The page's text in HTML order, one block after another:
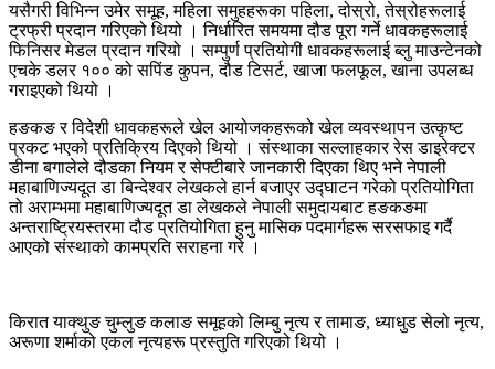
यसैगरी विभिन्न उमेर समूह, महिला समुहहरूका पहिला, दोस्रो, तेस्रोहरूलाई
ट्रफ्री प्रदान गरिएको थियो । निर्धारित समयमा दौड पूरा गर्ने धावकहरूलाई
फिनिसर मेडल प्रदान गरियो । सम्पुर्ण प्रतियोगी धावकहरूलाई ब्लु माउन्टेनको
एचके डलर १०० को सपिंड कुपन, दौड टिसर्ट, खाजा फलफूल, खाना उपलब्ध
गराइएको थियो ।
हङकङ र विदेशी धावकहरूले खेल आयोजकहरूको खेल व्यवस्थापन उत्कृष्ट
प्रकट भएको प्रतिक्रिय दिएको थियो । संस्थाका सल्लाहकार रेस डाइरेक्टर
डीना बगालेले दौडका नियम र सेफ्टीबारे जानकारी दिएका थिए भने नेपाली
महाबाणिज्यदूत डा बिन्देश्वर लेखकले हार्न बजाएर उद्घाटन गरेको प्रतियोगिता
तो अराम्भमा महाबाणिज्यदूत डा लेखकले नेपाली समुदायबाट हङकङमा
अन्तराष्ट्रियस्तरमा दौड प्रतियोगिता हुनु मासिक पदमार्गहरू सरसफाइ गर्दै
आएको संस्थाको कामप्रति सराहना गरे ।
किरात याक्थुङ चुम्लुङ कलाङ समूहको लिम्बु नृत्य र तामाङ, ध्याधुड सेलो नृत्य,
अरूणा शर्माको एकल नृत्यहरू प्रस्तुति गरिएको थियो ।